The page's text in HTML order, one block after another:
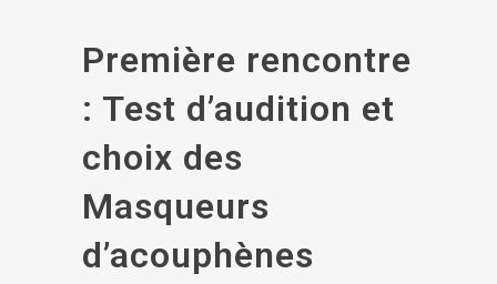
Première rencontre
: Test d’audition et
choix des
Masqueurs
d’acouphènes